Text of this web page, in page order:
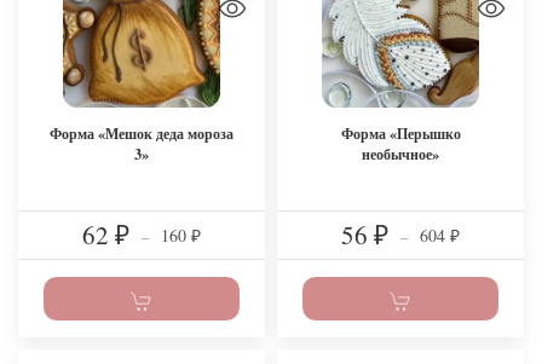
Форма «Мешок деда мороза
3»
62 ₽ – 160 ₽
Форма «Перышко
необычное»
56 ₽ – 604 ₽